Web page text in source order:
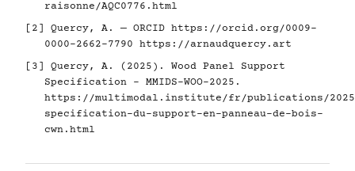
raisonne/AQC0776.html
[2] Quercy, A. — ORCID https://orcid.org/0009-
0000-2662-7790
https://arnaudquercy.art
[3] Quercy, A. (2025). Wood Panel Support
Specification - MMIDS-WOO-2025.
https://multimodal.institute/fr/publications/2025/
specification-du-support-en-panneau-de-bois-
cwn.html